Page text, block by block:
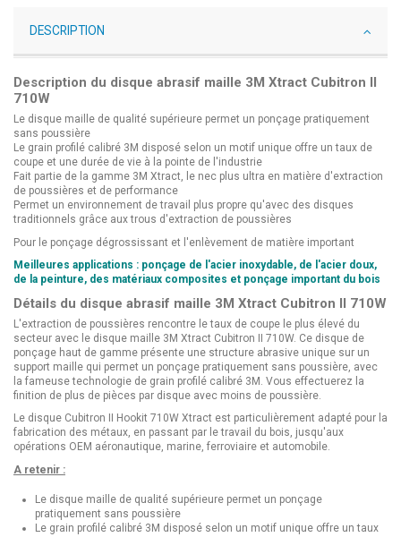
DESCRIPTION
Description du disque abrasif maille 3M Xtract Cubitron II
710W
Le disque maille de qualité supérieure permet un ponçage pratiquement
sans poussière
Le grain profilé calibré 3M disposé selon un motif unique offre un taux de
coupe et une durée de vie à la pointe de l'industrie
Fait partie de la gamme 3M Xtract, le nec plus ultra en matière d'extraction
de poussières et de performance
Permet un environnement de travail plus propre qu'avec des disques
traditionnels grâce aux trous d'extraction de poussières
Pour le ponçage dégrossissant et l'enlèvement de matière important
Meilleures applications : ponçage de l'acier inoxydable, de l'acier doux,
de la peinture, des matériaux composites et ponçage important du bois
Détails du disque abrasif maille 3M Xtract Cubitron II 710W
L'extraction de poussières rencontre le taux de coupe le plus élevé du
secteur avec le disque maille 3M Xtract Cubitron II 710W. Ce disque de
ponçage haut de gamme présente une structure abrasive unique sur un
support maille qui permet un ponçage pratiquement sans poussière, avec
la fameuse technologie de grain profilé calibré 3M. Vous effectuerez la
finition de plus de pièces par disque avec moins de poussière.
Le disque Cubitron II Hookit 710W Xtract est particulièrement adapté pour la
fabrication des métaux, en passant par le travail du bois, jusqu'aux
opérations OEM aéronautique, marine, ferroviaire et automobile.
A retenir :
Le disque maille de qualité supérieure permet un ponçage
pratiquement sans poussière
Le grain profilé calibré 3M disposé selon un motif unique offre un taux